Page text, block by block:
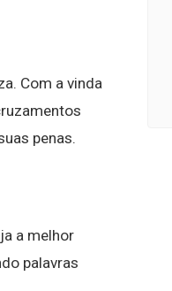
Com a vinda
penas.
a melhor
palavras